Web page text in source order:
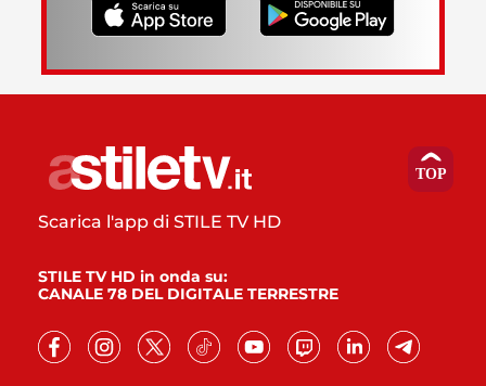
Scarica l'app di STILE TV HD
STILE TV HD in onda su:
CANALE 78 DEL DIGITALE TERRESTRE